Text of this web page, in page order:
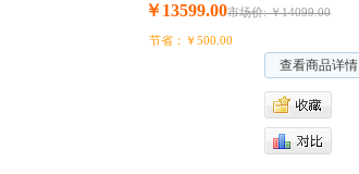
￥13599.00市场价: ￥14099.00
节省：￥500.00
查看商品详情